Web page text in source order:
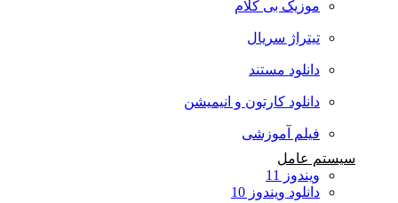
موزیک بی کلام
تیتراژ سریال
دانلود مستند
دانلود کارتون و انیمیشن
فیلم آموزشی
سیستم عامل
ویندوز 11
دانلود ویندوز 10